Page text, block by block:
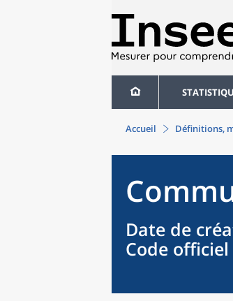
Accueil Définitions,
Date de
Code